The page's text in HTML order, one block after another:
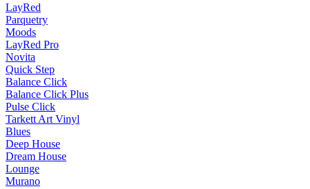
LayRed
Parquetry
Moods
LayRed Pro
Novita
Quick Step
Balance Click
Balance Click Plus
Pulse Click
Tarkett Art Vinyl
Blues
Deep House
Dream House
Lounge
Murano